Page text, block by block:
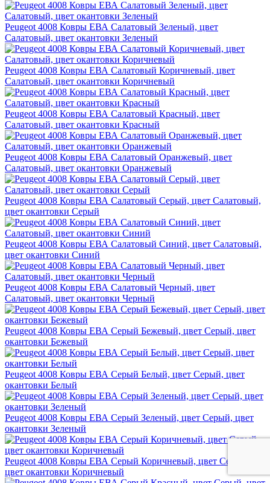
Peugeot 4008 Ковры ЕВА Салатовый Зеленый, цвет
Салатовый, цвет окантовки Зеленый
Peugeot 4008 Ковры ЕВА Салатовый Коричневый, цвет
Салатовый, цвет окантовки Коричневый
Peugeot 4008 Ковры ЕВА Салатовый Красный, цвет
Салатовый, цвет окантовки Красный
Peugeot 4008 Ковры ЕВА Салатовый Оранжевый, цвет
Салатовый, цвет окантовки Оранжевый
Peugeot 4008 Ковры ЕВА Салатовый Серый, цвет Салатовый,
цвет окантовки Серый
Peugeot 4008 Ковры ЕВА Салатовый Синий, цвет Салатовый,
цвет окантовки Синий
Peugeot 4008 Ковры ЕВА Салатовый Черный, цвет
Салатовый, цвет окантовки Черный
Peugeot 4008 Ковры ЕВА Серый Бежевый, цвет Серый, цвет
окантовки Бежевый
Peugeot 4008 Ковры ЕВА Серый Белый, цвет Серый, цвет
окантовки Белый
Peugeot 4008 Ковры ЕВА Серый Зеленый, цвет Серый, цвет
окантовки Зеленый
Peugeot 4008 Ковры ЕВА Серый Коричневый, цвет Серый,
цвет окантовки Коричневый